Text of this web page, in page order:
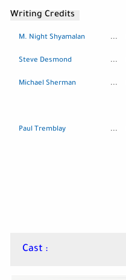
Writing Credits
M. Night Shyamalan ...
Steve Desmond ...
Michael Sherman ...
Paul Tremblay ...
Cast :